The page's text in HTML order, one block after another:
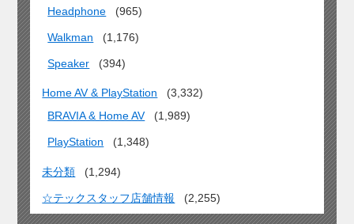
Headphone
(965)
Walkman (1,176)
Speaker (394)
Home AV & PlayStation
(3,332)
BRAVIA & Home AV
(1,989)
PlayStation (1,348)
未分類 (1,294)
☆テックスタッフ店舗情報 (2,255)